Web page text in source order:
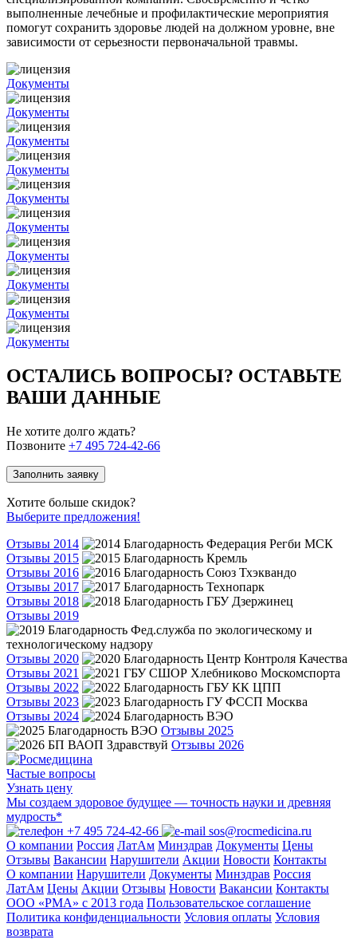
выполненные лечебные и профилактические мероприятия
помогут сохранить здоровье людей на должном уровне, вне
зависимости от серьезности первоначальной травмы.
Документы
Документы
Документы
Документы
Документы
Документы
Документы
Документы
Документы
Документы
ОСТАЛИСЬ ВОПРОСЫ? ОСТАВЬТЕ
ВАШИ ДАННЫЕ
Не хотите долго ждать?
Позвоните +7 495 724-42-66
Заполнить заявку
Хотите больше скидок?
Выберите предложения!
Отзывы 2014
Отзывы 2015
Отзывы 2016
Отзывы 2017
Отзывы 2018
Отзывы 2019
Отзывы 2020
Отзывы 2021
Отзывы 2022
Отзывы 2023
Отзывы 2024
Отзывы 2025
Отзывы 2026
Частые вопросы
Узнать цену
Мы создаем здоровое будущее — точность науки и древняя
мудрость*
+7 495 724-42-66
sos@rocmedicina.ru
О компании Россия ЛатАм Минздрав Документы Цены
Отзывы Вакансии Нарушители Акции Новости Контакты
О компании Нарушители Документы Минздрав Россия
ЛатАм Цены Акции Отзывы Новости Вакансии Контакты
ООО «РМА» c 2013 года Пользовательское соглашение
Политика конфиденциальности Условия оплаты Условия
возврата